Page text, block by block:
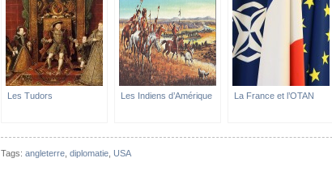
Les Tudors Les Indiens d’Amérique La France et l’OTAN
Tags: angleterre diplomatie USA